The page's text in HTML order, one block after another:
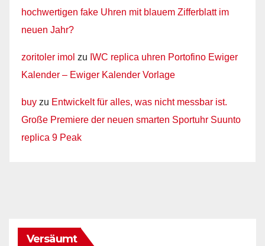
hochwertigen fake Uhren mit blauem Zifferblatt im
neuen Jahr?
zoritoler imol zu IWC replica uhren Portofino Ewiger
Kalender – Ewiger Kalender Vorlage
buy zu Entwickelt für alles, was nicht messbar ist.
Große Premiere der neuen smarten Sportuhr Suunto
replica 9 Peak
Versäumt